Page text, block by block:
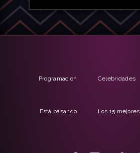
Programación Celebridades
Está pasando Los 15 mejores